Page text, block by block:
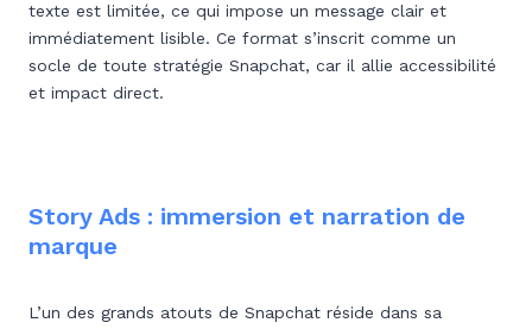
texte est limitée, ce qui impose un message clair et
immédiatement lisible. Ce format s’inscrit comme un
socle de toute stratégie Snapchat, car il allie accessibilité
et impact direct.
Story Ads : immersion et narration de
marque
L’un des grands atouts de Snapchat réside dans sa